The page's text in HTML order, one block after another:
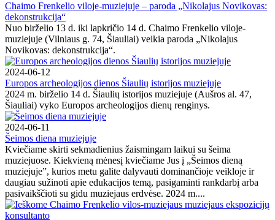
Chaimo Frenkelio viloje-muziejuje – paroda „Nikolajus Novikovas:
dekonstrukcija“
Nuo birželio 13 d. iki lapkričio 14 d. Chaimo Frenkelio viloje-
muziejuje (Vilniaus g. 74, Šiauliai) veikia paroda „Nikolajus
Novikovas: dekonstrukcija“.
2024-06-12
Europos archeologijos dienos Šiaulių istorijos muziejuje
2024 m. birželio 14 d. Šiaulių istorijos muziejuje (Aušros al. 47,
Šiauliai) vyko Europos archeologijos dienų renginys.
2024-06-11
Šeimos diena muziejuje
Kviečiame skirti sekmadienius žaismingam laikui su šeima
muziejuose. Kiekvieną mėnesį kviečiame Jus į „Šeimos dieną
muziejuje”, kurios metu galite dalyvauti dominančioje veikloje ir
daugiau sužinoti apie edukacijos temą, pasigaminti rankdarbį arba
pasivaikščioti su gidu muziejaus erdvėse. 2024 m....